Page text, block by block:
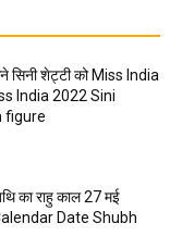
सिनी शेट्टी को Miss India
India 2022 Sini
figure
का राहु काल 27 मई
Date Shubh